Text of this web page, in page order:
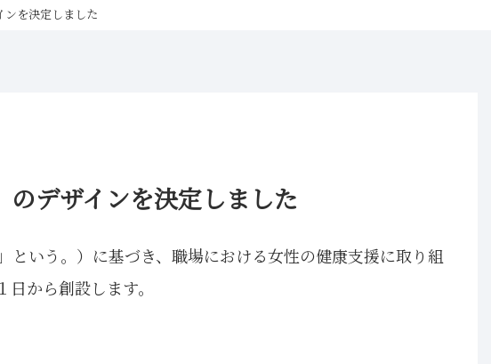
ンを決定しました
デザインを決定しました
いう。）に基づき、職場における女性の健康支援に取り組
から創設します。